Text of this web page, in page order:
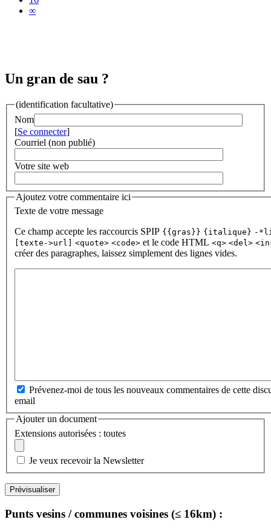
∞
Un gran de sau ?
(identification facultative)
Nom
[Se connecter]
Courriel (non publié)
Votre site web
Ajoutez votre commentaire ici
Texte de votre message
Ce champ accepte les raccourcis SPIP {{gras}} {italique} -
[texte->url]
<quote> <code> et le code HTML <q> <del>
créer des paragraphes, laissez simplement des lignes vides.
Prévenez-moi de tous les nouveaux commentaires de cette
email
Ajouter un document
Extensions autorisées : toutes
Je veux recevoir la Newsletter
Punts vesins / communes voisines (≤ 16km) :